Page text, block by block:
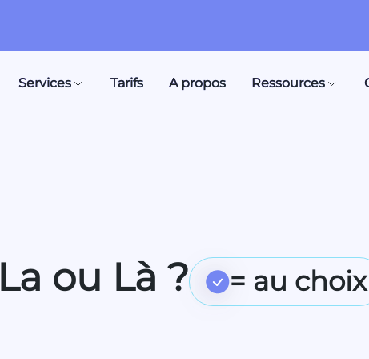
Services Tarifs A propos Ressources
La ou Là ? = au choix